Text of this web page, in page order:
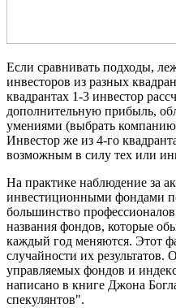
Если сравнивать подходы,
инвесторов из разных
квадрантах 1-3 инвестор
дополнительную прибыль,
умениями (выбрать
Инвестор же из 4-го
возможным в силу тех или
На практике наблюдение за
инвестиционными фондами
большинство
названия фондов, которые
каждый год меняются. Этот
случайности их результатов.
управляемых фондов и
написано в книге Джона
спекулянтов".